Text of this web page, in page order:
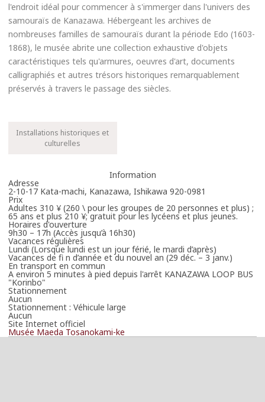
l'endroit idéal pour commencer à s'immerger dans l'univers des
samouraïs de Kanazawa. Hébergeant les archives de
nombreuses familles de samouraïs durant la période Edo (1603-
1868), le musée abrite une collection exhaustive d'objets
caractéristiques tels qu'armures, oeuvres d'art, documents
calligraphiés et autres trésors historiques remarquablement
préservés à travers le passage des siècles.
Installations historiques et
culturelles
Information
Adresse
2-10-17 Kata-machi, Kanazawa, Ishikawa 920-0981
Prix
Adultes 310 ¥ (260 \ pour les groupes de 20 personnes et plus) ;
65 ans et plus 210 ¥; gratuit pour les lycéens et plus jeunes.
Horaires d'ouverture
9h30 – 17h (Accès jusqu’à 16h30)
Vacances régulières
Lundi (Lorsque lundi est un jour férié, le mardi d’après)
Vacances de fi n d’année et du nouvel an (29 déc. – 3 janv.)
En transport en commun
A environ 5 minutes à pied depuis l'arrêt KANAZAWA LOOP BUS
"Korinbo"
Stationnement
Aucun
Stationnement : Véhicule large
Aucun
Site Internet officiel
Musée Maeda Tosanokami-ke